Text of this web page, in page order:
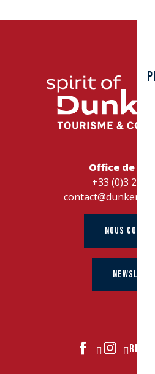
Office de
+33 (0)3 28
NOUS